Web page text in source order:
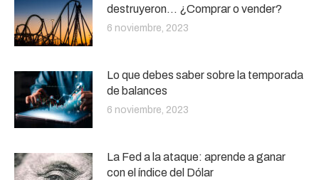
destruyeron… ¿Comprar o vender?
6 noviembre, 2023
Lo que debes saber sobre la temporada
de balances
6 noviembre, 2023
La Fed a la ataque: aprende a ganar
con el índice del Dólar